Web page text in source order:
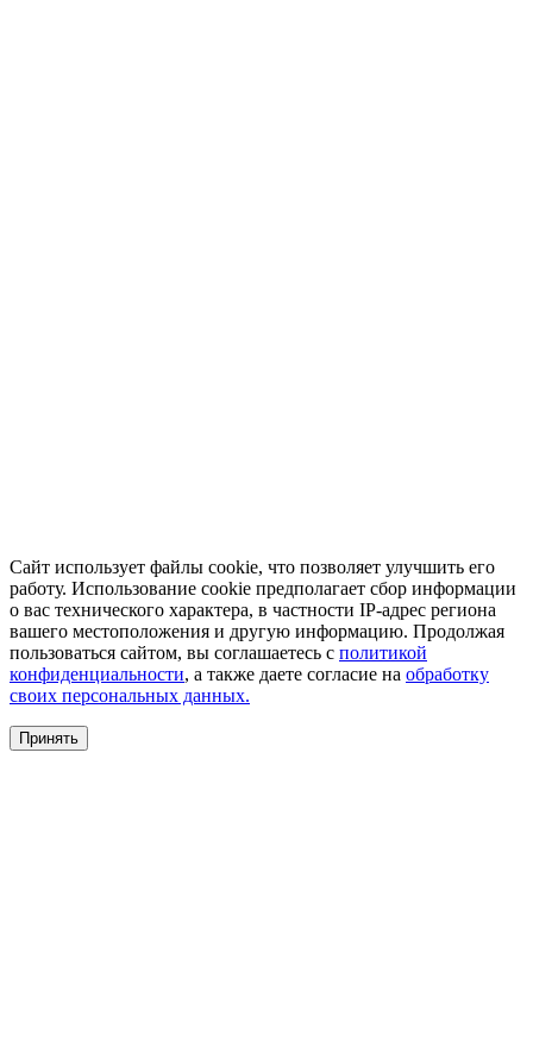
Сайт использует файлы cookie, что позволяет улучшить его
работу. Использование cookie предполагает сбор информации
о вас технического характера, в частности IP-адрес региона
вашего местоположения и другую информацию. Продолжая
пользоваться сайтом, вы соглашаетесь с политикой
конфиденциальности, а также даете согласие на обработку
своих персональных данных.
Принять